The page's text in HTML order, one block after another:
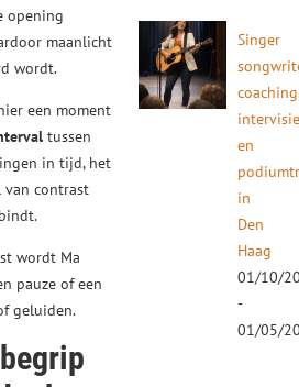
opening
maanlicht
wordt.
een moment
tussen
in tijd, het
van contrast
wordt Ma
pauze of een
geluiden.
Singer
en
in
Den
Haag
01/10/
-
01/05/